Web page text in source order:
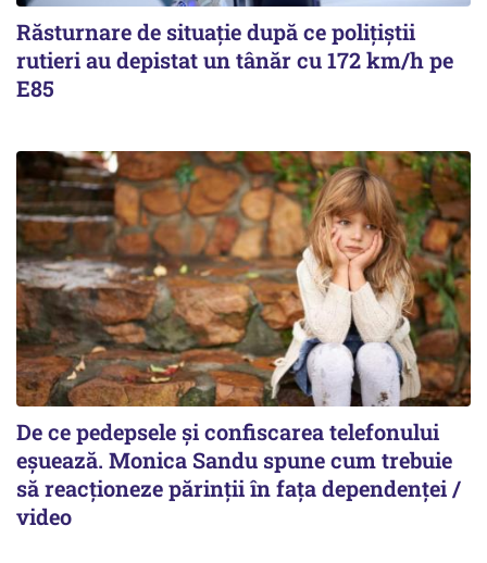
Răsturnare de situație după ce polițiștii
rutieri au depistat un tânăr cu 172 km/h pe
E85
De ce pedepsele și confiscarea telefonului
eșuează. Monica Sandu spune cum trebuie
să reacționeze părinții în fața dependenței /
video